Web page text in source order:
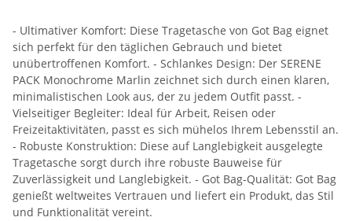
- Ultimativer Komfort: Diese Tragetasche von Got Bag eignet
sich perfekt für den täglichen Gebrauch und bietet
unübertroffenen Komfort. - Schlankes Design: Der SERENE
PACK Monochrome Marlin zeichnet sich durch einen klaren,
minimalistischen Look aus, der zu jedem Outfit passt. -
Vielseitiger Begleiter: Ideal für Arbeit, Reisen oder
Freizeitaktivitäten, passt es sich mühelos Ihrem Lebensstil an.
- Robuste Konstruktion: Diese auf Langlebigkeit ausgelegte
Tragetasche sorgt durch ihre robuste Bauweise für
Zuverlässigkeit und Langlebigkeit. - Got Bag-Qualität: Got Bag
genießt weltweites Vertrauen und liefert ein Produkt, das Stil
und Funktionalität vereint.